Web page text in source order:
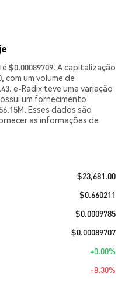
$0.00089709. A capitalização
com um volume de
e-Radix teve uma variação
um fornecimento
Esses dados são
as informações de
$23,681.00
$0.660211
$0.0009785
$0.00089707
+0.00%
-8.30%